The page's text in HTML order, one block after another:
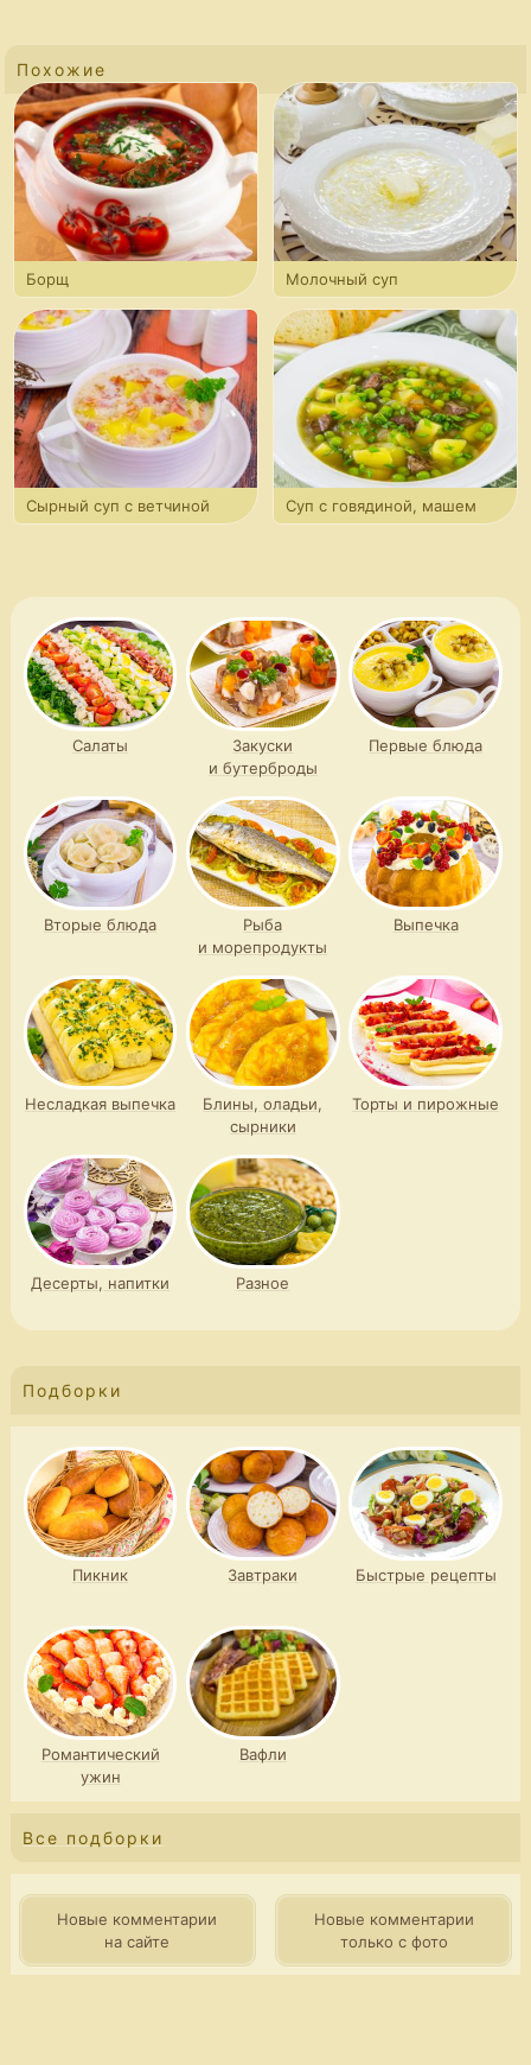
Похожие
Борщ
Молочный суп
с вермишелью
Сырный суп с ветчиной
Суп с говядиной, машем
Салаты
Закуски
и бутерброды
Первые блюда
Вторые блюда
Рыба
и морепродукты
Выпечка
Несладкая выпечка
Блины, оладьи,
сырники
Торты и пирожные
Десерты, напитки Разное
Подборки
Пикник Завтраки Быстрые рецепты
Романтический
ужин
Вафли
Все подборки
Новые комментарии
на сайте
Новые комментарии
только с фото